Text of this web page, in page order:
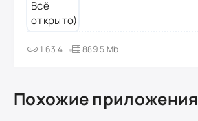
1.63.4 889.5 Mb
Похожие приложения